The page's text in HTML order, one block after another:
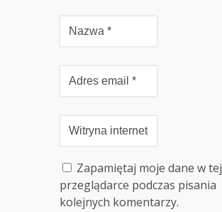
Zapamiętaj moje dane w tej
przeglądarce podczas pisania
kolejnych komentarzy.